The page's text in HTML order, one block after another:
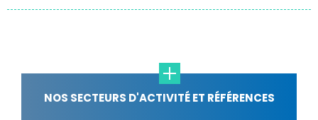
NOS SECTEURS D'ACTIVITÉ ET RÉFÉRENCES